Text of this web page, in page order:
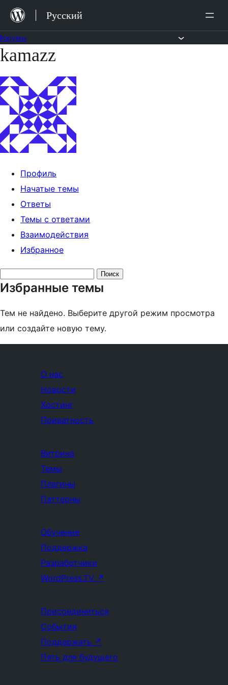
Перейти
содержимому
Русский
Перейти
содержимому
kamazz
Профиль
Начатые темы
Ответы
Темы с ответами
Взаимодействия
Избранное
тем:
Избранные темы
Тем не найдено. Выберите другой режим просмотра
или создайте новую тему.
О нас
Новости
Хостинг
Приватность
Витрина
Темы
Плагины
Паттерны
Обучение
Поддержка
Разработчики
WordPress.TV ↗
Присоединиться
События
Поддержать ↗
Пять для будущего